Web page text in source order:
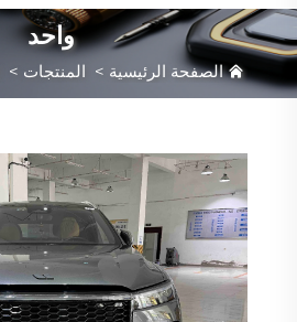
واحد
الصفحة الرئيسية > المنتجات >